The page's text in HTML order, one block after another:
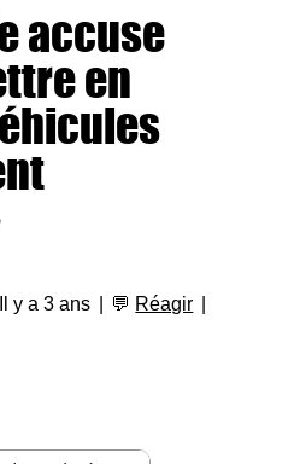
accuse
en
Il y a 3 ans 💬 Réagir